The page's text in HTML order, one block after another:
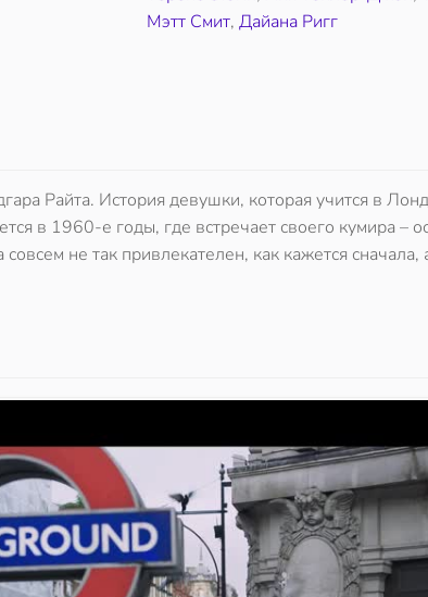
Мэтт Смит,Дайана Ригг
Райта. История девушки, которая учится в
в 1960-е годы, где встречает своего кумира –
не так привлекателен, как кажется сначала,